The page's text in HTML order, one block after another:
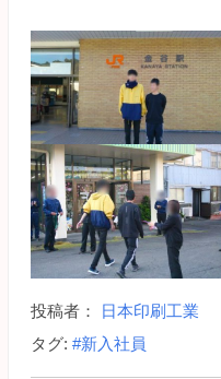
投稿者：
日本印刷工業
タグ: #新入社員